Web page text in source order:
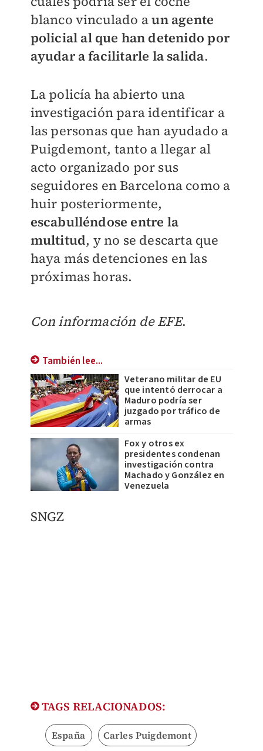
blanco vinculado aun agente
policial al que han detenido por
ayudar a facilitarle la salida.
La policía ha abierto una
investigación para identificar a
las personas que han ayudado a
Puigdemont, tanto a llegar al
acto organizado por sus
seguidores en Barcelona como a
huir posteriormente,
escabulléndose entre la
multitud, y no se descarta que
haya más detenciones en las
próximas horas.
Con información de EFE.
También lee...
Veterano militar de EU
que intentó derrocar a
Maduro podría ser
juzgado por tráfico de
armas
Fox y otros ex
presidentes condenan
investigación contra
Machado y González en
Venezuela
SNGZ
TAGS RELACIONADOS:
España Carles Puigdemont